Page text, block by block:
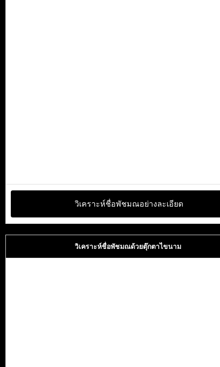
วิเคราะห์ชื่อพัชมณอย่างละเอียด
วิเคราะห์ชื่อพัชมณด้วยตุ๊กตาไขนาม